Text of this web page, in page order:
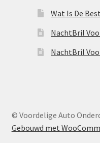
Wat Is De
NachtBril
NachtBril
© Voordelige Auto
Gebouwd met